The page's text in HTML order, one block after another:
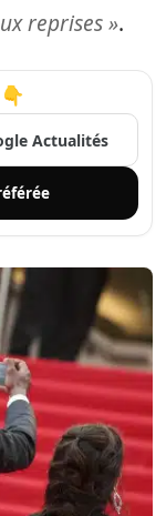
reprises ».
Actualités